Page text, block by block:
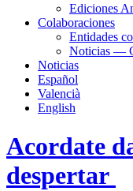
Ediciones
Colaboraciones
Entidades
Noticias —
Noticias
Español
Valencià
English
Acordate
despertar